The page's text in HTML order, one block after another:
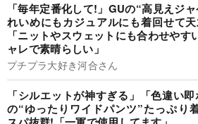
「毎年定番化して!」GUの“高見えジ
れいめにもカジュアルにも着回せて
「ニットやスウェットにも合わせやす
ャレで素晴らしい」
プチプラ大好き河合さん
「シルエットが神すぎる」「色違い
の“ゆったりワイドパンツ”たっぷり